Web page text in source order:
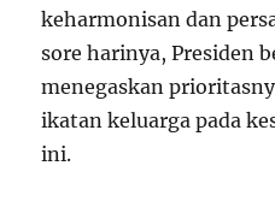
keharmonisan dan
sore harinya, Presiden
menegaskan
ikatan keluarga pada
ini.